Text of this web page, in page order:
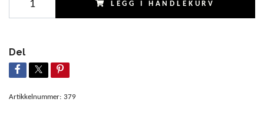
LEGG I HANDLEKURV
Del
Artikkelnummer: 379